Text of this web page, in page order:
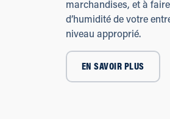
marchandises, et à
d’humidité de votre
niveau approprié.
EN SAVOIR PLUS